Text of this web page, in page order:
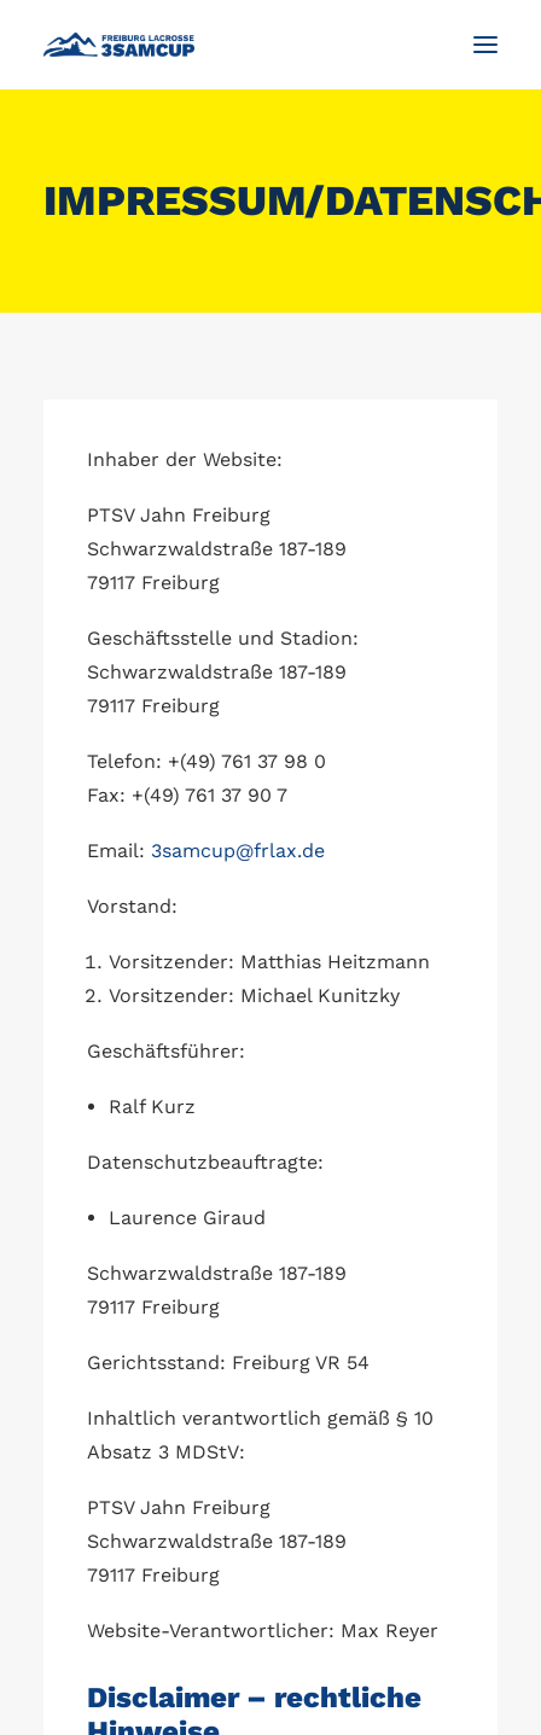
WAS IST LACROSSE?
SEARCH
IMPRESSUM/
Inhaber der Website:
PTSV Jahn Freiburg
Schwarzwaldstraße 187-189
79117 Freiburg
Geschäftsstelle und Stadion:
Schwarzwaldstraße 187-189
79117 Freiburg
Telefon: +(49) 761 37 98 0
Fax: +(49) 761 37 90 7
Email: 3samcup@frlax.de
Vorstand:
Vorsitzender: Matthias Heitzmann
Vorsitzender: Michael Kunitzky
Geschäftsführer:
Ralf Kurz
Datenschutzbeauftragte:
Laurence Giraud
Schwarzwaldstraße 187-189
79117 Freiburg
Gerichtsstand: Freiburg VR 54
Inhaltlich verantwortlich gemäß § 10
Absatz 3 MDStV:
PTSV Jahn Freiburg
Schwarzwaldstraße 187-189
79117 Freiburg
Website-Verantwortlicher: Max Reyer
Disclaimer – rechtliche